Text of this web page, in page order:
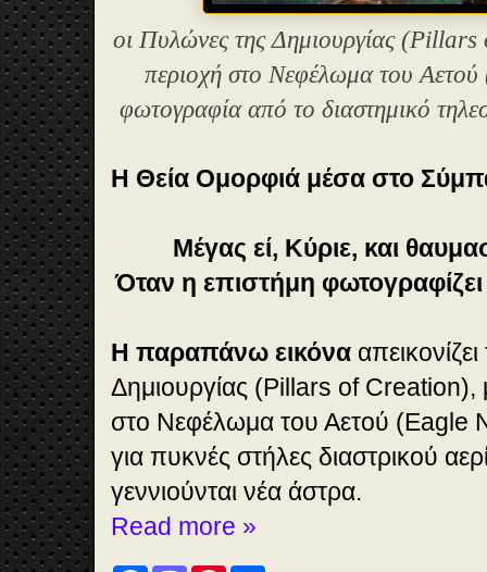
οι Πυλώνες της Δημιουργίας
περιοχή στο Νεφέλωμα του
φωτογραφίααπό το διαστημικό
Η Θεία Ομορφιά μέσα στο
Μέγας εί, Κύριε, και
Όταν η επιστήμη
Η παραπάνω εικόνα
Δημιουργίας (Pillars of Creation),
στο Νεφέλωμα του Αετού (Eagle
για πυκνές στήλες διαστρικού
γεννιούνται νέα άστρα.
Read more »